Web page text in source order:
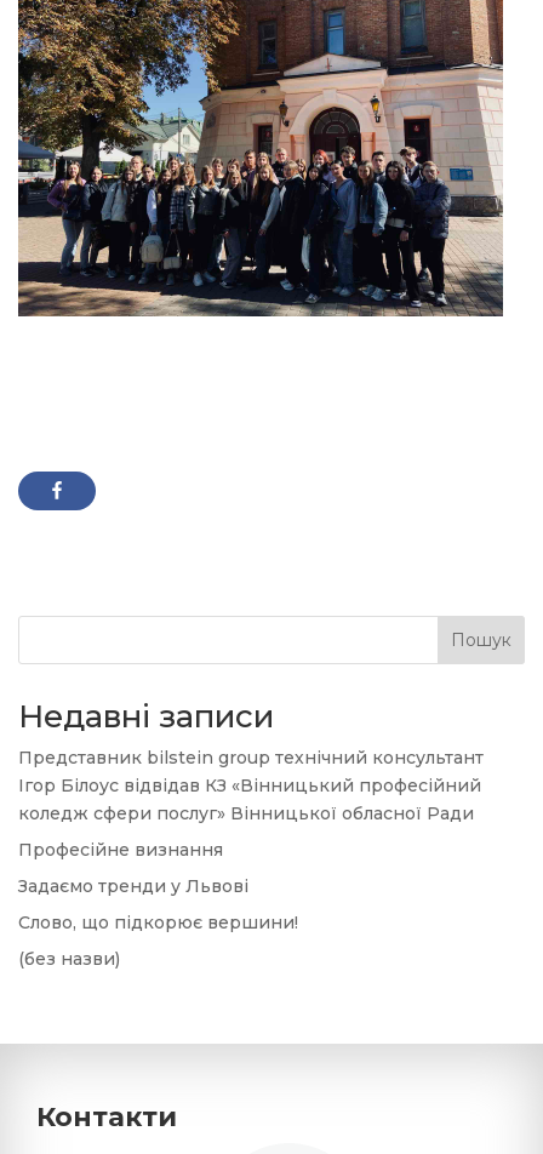
Пошук
Недавні записи
Представник bilstein group технічний консультант
Ігор Білоус відвідав КЗ «Вінницький професійний
коледж сфери послуг» Вінницької обласної Ради
Професійне визнання
Задаємо тренди у Львові
Слово, що підкорює вершини!
(без назви)
Контакти